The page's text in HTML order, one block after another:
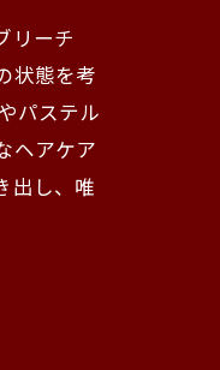
リーチ
状態を考
パステル
ヘアケア
出し、唯